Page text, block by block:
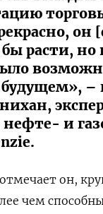
он
расти, но
–
нефте- и
он,
чем